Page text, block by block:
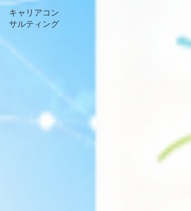
キャリアコン
サルティング